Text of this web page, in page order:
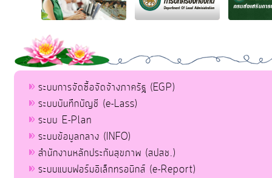
ระบบการจัดซื้อจัดจ้างภาครัฐ (EGP)
ระบบบันทึกบัญชี (e-Lass)
ระบบ E-Plan
ระบบข้อมูลกลาง (INFO)
สำนักงานหลักประกันสุขภาพ (สปสช.)
ระบบแบบฟอร์มอิเล็กทรอนิกส์ (e-Report)